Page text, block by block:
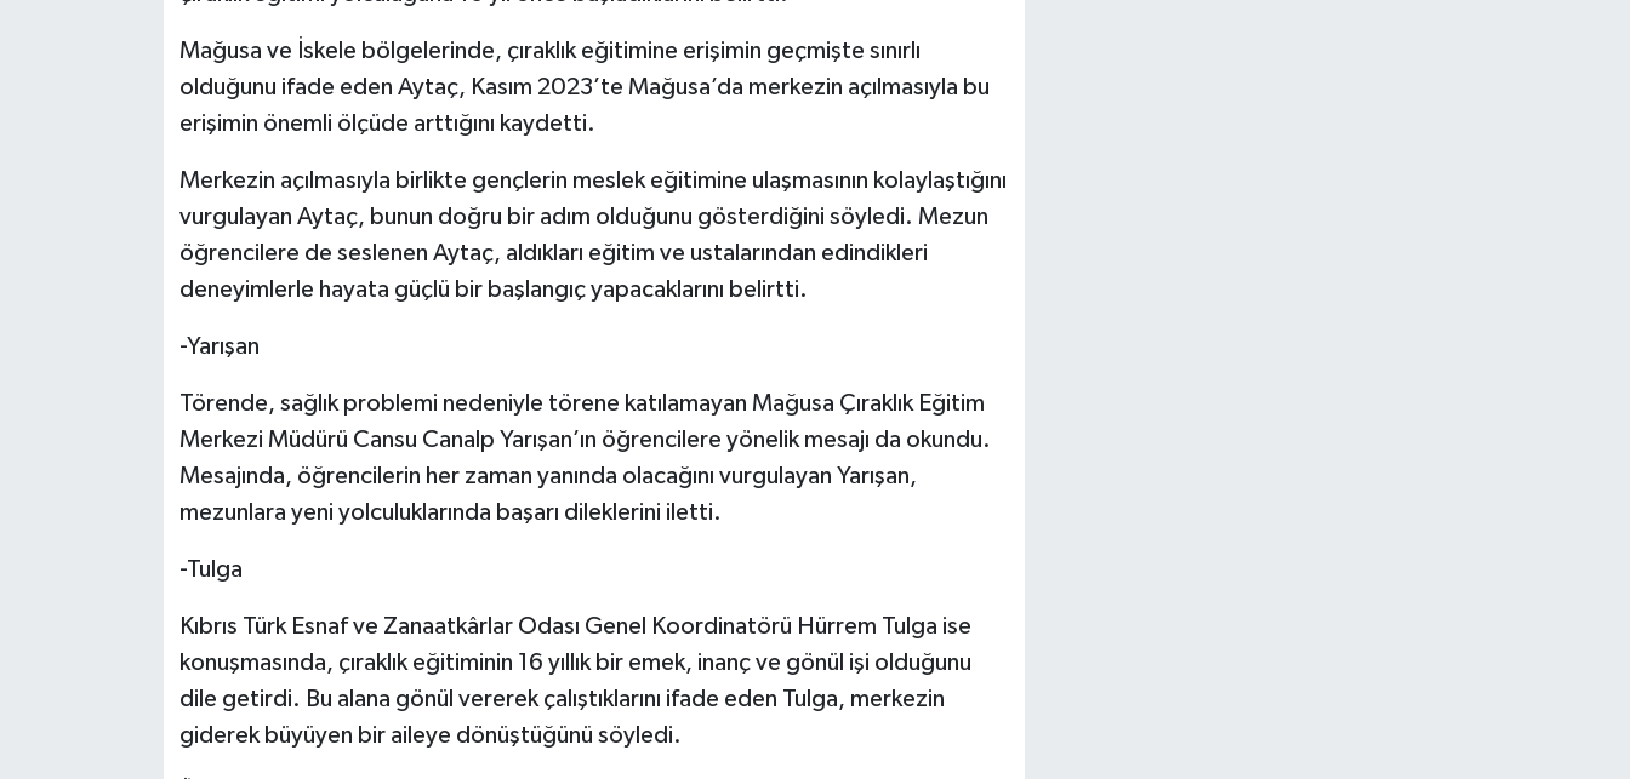
Mağusa ve İskele bölgelerinde, çıraklık eğitimine erişimin geçmişte sınırlı
olduğunu ifade eden Aytaç, Kasım 2023’te Mağusa’da merkezin açılmasıyla bu
erişimin önemli ölçüde arttığını kaydetti.
Merkezin açılmasıyla birlikte gençlerin meslek eğitimine ulaşmasının kolaylaştığını
vurgulayan Aytaç, bunun doğru bir adım olduğunu gösterdiğini söyledi. Mezun
öğrencilere de seslenen Aytaç, aldıkları eğitim ve ustalarından edindikleri
deneyimlerle hayata güçlü bir başlangıç yapacaklarını belirtti.
-Yarışan
Törende, sağlık problemi nedeniyle törene katılamayan Mağusa Çıraklık Eğitim
Merkezi Müdürü Cansu Canalp Yarışan’ın öğrencilere yönelik mesajı da okundu.
Mesajında, öğrencilerin her zaman yanında olacağını vurgulayan Yarışan,
mezunlara yeni yolculuklarında başarı dileklerini iletti.
-Tulga
Kıbrıs Türk Esnaf ve Zanaatkârlar Odası Genel Koordinatörü Hürrem Tulga ise
konuşmasında, çıraklık eğitiminin 16 yıllık bir emek, inanç ve gönül işi olduğunu
dile getirdi. Bu alana gönül vererek çalıştıklarını ifade eden Tulga, merkezin
giderek büyüyen bir aileye dönüştüğünü söyledi.